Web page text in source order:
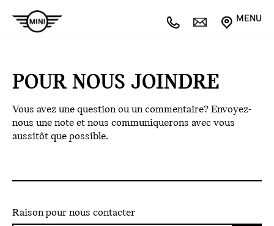
MENU
POUR NOUS JOINDRE
Vous avez une question ou un commentaire? Envoyez-
nous une note et nous communiquerons avec vous
aussitôt que possible.
Raison pour nous contacter